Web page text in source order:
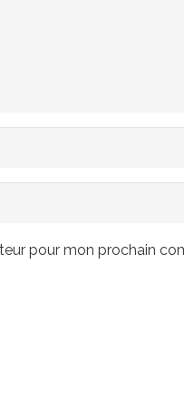
pour mon prochain